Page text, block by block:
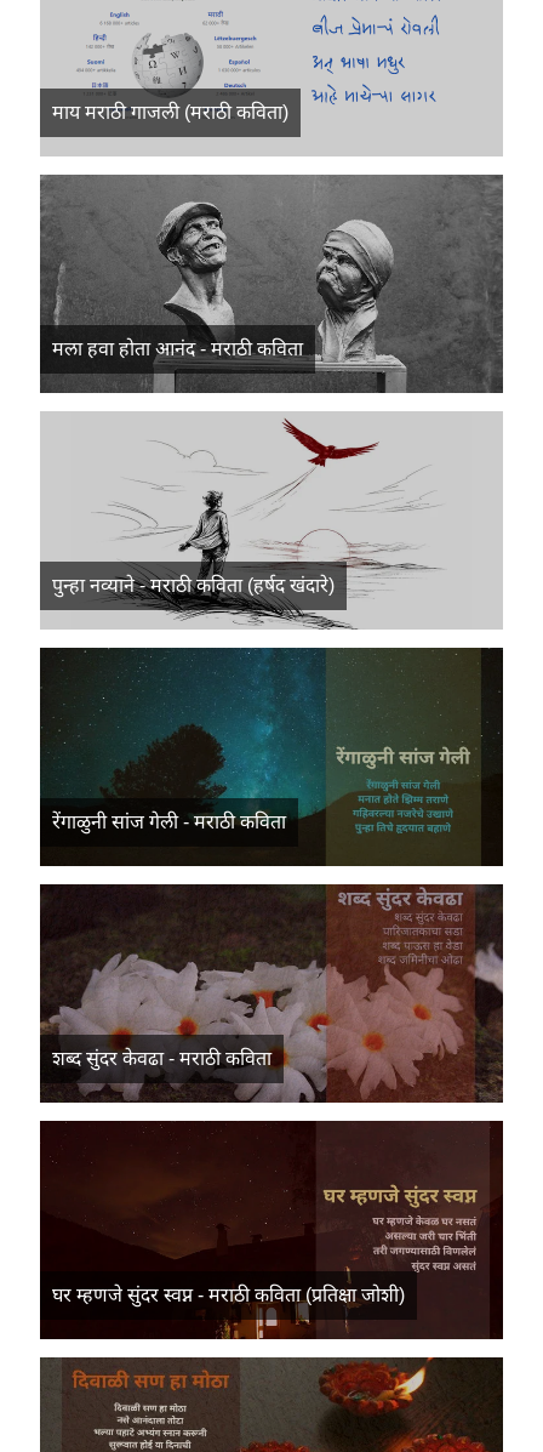
माय मराठी गाजली (मराठी कविता)
मला हवा होता आनंद - मराठी कविता
पुन्हा नव्याने - मराठी कविता (हर्षद खंदारे)
रेंगाळुनी सांज गेली - मराठी कविता
शब्द सुंदर केवढा - मराठी कविता
घर म्हणजे सुंदर स्वप्न - मराठी कविता (प्रतिक्षा जोशी)